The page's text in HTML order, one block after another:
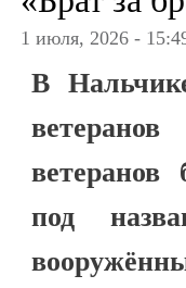
1 июля, 2026 -
В
под